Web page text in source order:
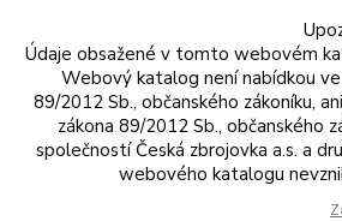
Údaje obsažené v tomto webovém
Webový katalog není nabídkou
89/2012 Sb., občanského zákoníku,
zákona 89/2012 Sb., občanského
společností Česká zbrojovka a.s. a
webového katalogu